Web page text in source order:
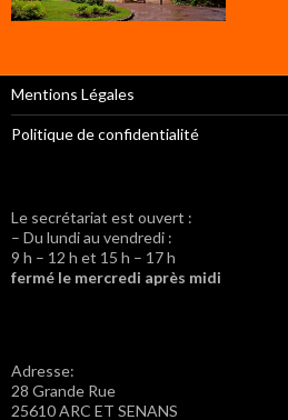
Mentions Légales
Politique de confidentialité
Le secrétariat est ouvert :
– Du lundi au vendredi :
9 h – 12 h et 15 h – 17 h
fermé le mercredi après midi
Adresse:
28 Grande Rue
25610 ARC ET SENANS